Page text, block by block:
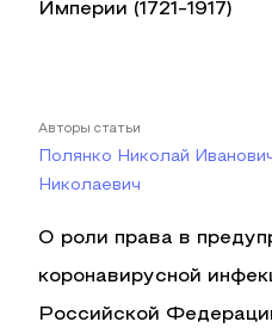
Империи (1721-1917)
Авторы статьи
Полянко Николай
Николаевич
О роли права в
коронавирусной
Российской